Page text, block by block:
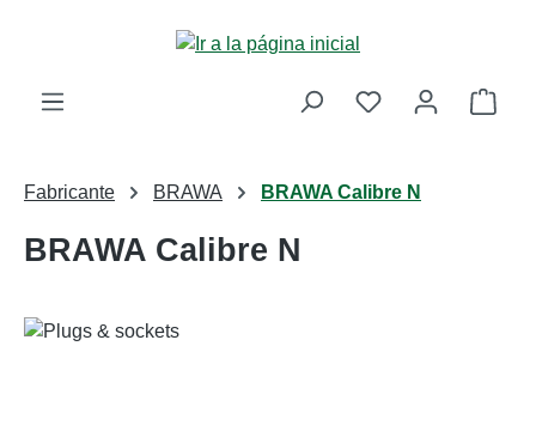
Saltar al contenido principal
La
Fabricante BRAWA BRAWA Calibre N
BRAWA Calibre N